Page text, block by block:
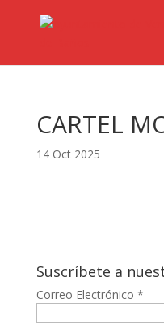
CARTEL
14 Oct 2025
Suscríbete a
Correo Electrónico *